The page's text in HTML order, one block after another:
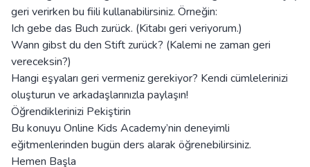
geri verirken bu fiili kullanabilirsiniz. Örneğin:
Ich gebe das Buch zurück. (Kitabı geri veriyorum.)
Wann gibst du den Stift zurück? (Kalemi ne zaman geri
vereceksin?)
Hangi eşyaları geri vermeniz gerekiyor? Kendi cümlelerinizi
oluşturun ve arkadaşlarınızla paylaşın!
Öğrendiklerinizi Pekiştirin
Bu konuyu Online Kids Academy’nin deneyimli
eğitmenlerinden bugün ders alarak öğrenebilirsiniz.
Hemen Başla